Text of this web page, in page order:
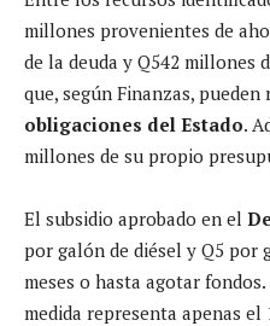
millones provenientes de
de la deuda y Q542 millones
que, según Finanzas,
obligaciones del Estado.
millones de su propio
El subsidio aprobado en el
por galón de diésel y Q5 por
meses o hasta agotar
medida representa apenas el